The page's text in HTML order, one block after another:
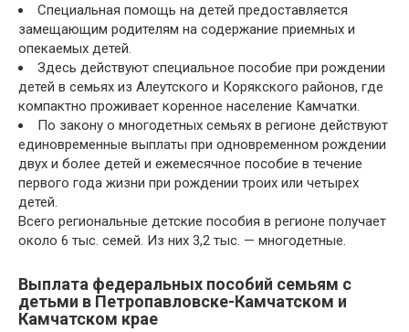
Специальная помощь на детей предоставляется
замещающим родителям на содержание приемных и
опекаемых детей.
Здесь действуют специальное пособие при рождении
детей в семьях из Алеутского и Корякского районов, где
компактно проживает коренное население Камчатки.
По закону о многодетных семьях в регионе действуют
единовременные выплаты при одновременном рождении
двух и более детей и ежемесячное пособие в течение
первого года жизни при рождении троих или четырех
детей.
Всего региональные детские пособия в регионе получает
около 6 тыс. семей. Из них 3,2 тыс. — многодетные.
Выплата федеральных пособий семьям с
детьми в Петропавловске-Камчатском и
Камчатском крае